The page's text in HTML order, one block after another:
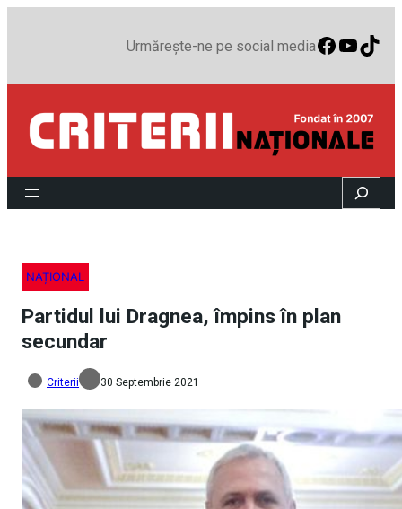
Urmărește-ne pe social media
Search
NAȚIONAL
Partidul lui Dragnea, împins în plan
secundar
Criterii 30 Septembrie 2021